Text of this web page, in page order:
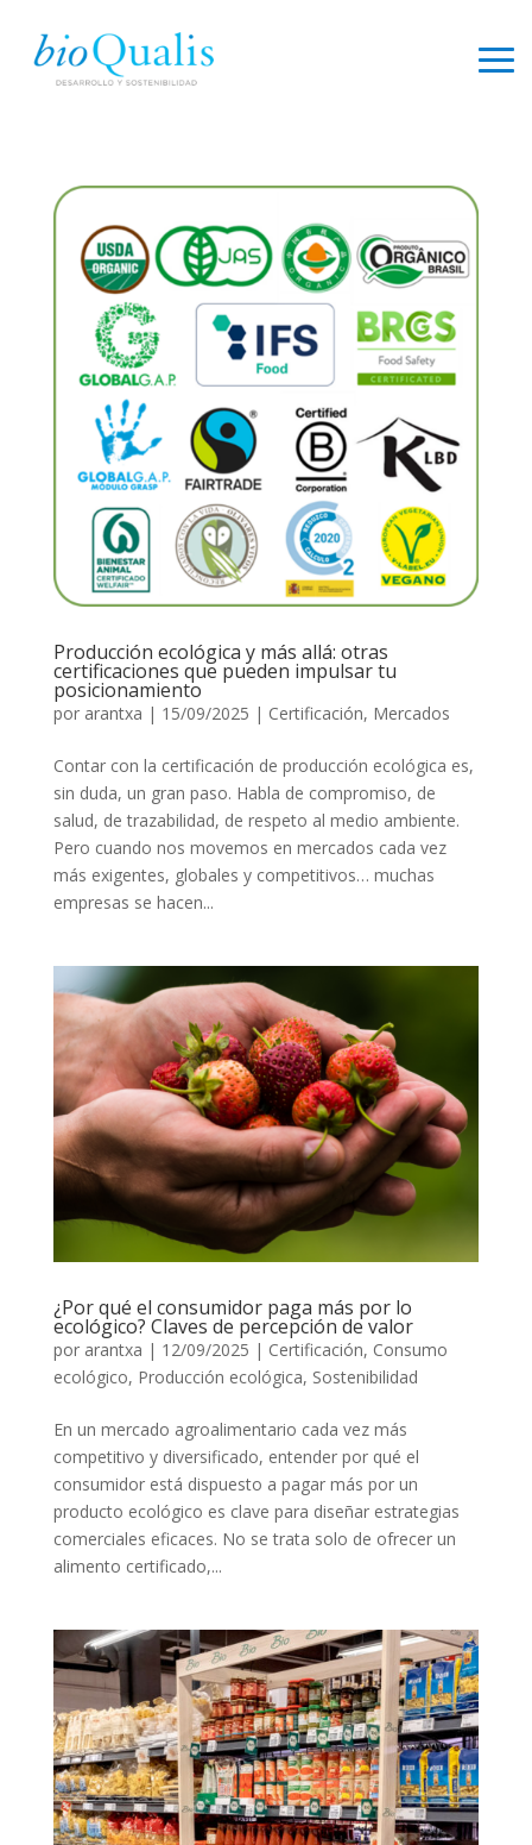
Producción ecológica y más allá: otras
certificaciones que pueden impulsar tu
posicionamiento
por arantxa | 15/09/2025 | Certificación, Mercados
Contar con la certificación de producción ecológica es,
sin duda, un gran paso. Habla de compromiso, de
salud, de trazabilidad, de respeto al medio ambiente.
Pero cuando nos movemos en mercados cada vez
más exigentes, globales y competitivos… muchas
empresas se hacen...
¿Por qué el consumidor paga más por lo
ecológico? Claves de percepción de valor
por arantxa | 12/09/2025 | Certificación, Consumo
ecológico, Producción ecológica, Sostenibilidad
En un mercado agroalimentario cada vez más
competitivo y diversificado, entender por qué el
consumidor está dispuesto a pagar más por un
producto ecológico es clave para diseñar estrategias
comerciales eficaces. No se trata solo de ofrecer un
alimento certificado,...